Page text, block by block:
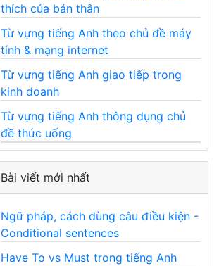
thích của bản thân
Từ vựng tiếng Anh theo chủ đề máy
tính & mạng internet
Từ vựng tiếng Anh giao tiếp trong
kinh doanh
Từ vựng tiếng Anh thông dụng chủ
đề thức uống
Bài viết mới nhất
Ngữ pháp, cách dùng câu điều kiện -
Conditional sentences
Have To vs Must trong tiếng Anh